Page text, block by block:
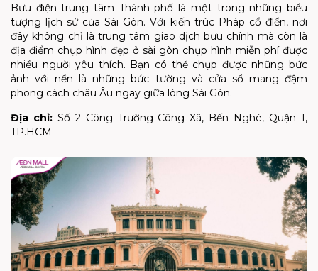
Bưu điện trung tâm Thành phố là một trong những biểu
tượng lịch sử của Sài Gòn. Với kiến trúc Pháp cổ điển, nơi
đây không chỉ là trung tâm giao dịch bưu chính mà còn là
địa điểm chụp hình đẹp ở sài gòn chụp hình miễn phí được
nhiều người yêu thích. Bạn có thể chụp được những bức
ảnh với nền là những bức tường và cửa sổ mang đậm
phong cách châu Âu ngay giữa lòng Sài Gòn.
Địa chỉ:Số 2 Công Trường Công Xã, Bến Nghé, Quận 1,
TP.HCM